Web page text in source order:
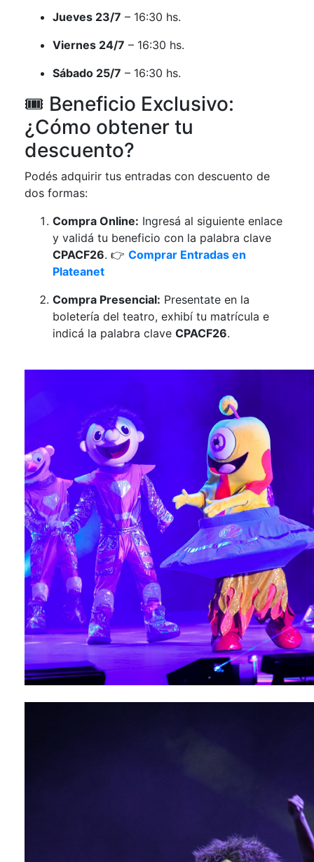
Jueves 23/7 – 16:30 hs.
Viernes 24/7 – 16:30 hs.
Sábado 25/7 – 16:30 hs.
🎟️ Beneficio Exclusivo:
¿Cómo obtener tu
descuento?
Podés adquirir tus entradas con descuento de
dos formas:
Compra Online: Ingresá al siguiente enlace
y validá tu beneficio con la palabra clave
CPACF26. 👉 Comprar Entradas en
Plateanet
Compra Presencial: Presentate en la
boletería del teatro, exhibí tu matrícula e
indicá la palabra clave CPACF26.